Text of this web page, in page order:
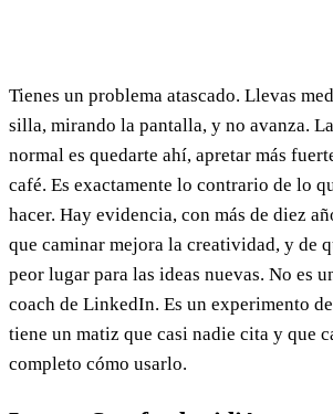
Tienes un problema atascado. Llevas
silla, mirando la pantalla, y no avanza.
normal es quedarte ahí, apretar más
café. Es exactamente lo contrario de lo
hacer. Hay evidencia, con más de diez
que caminar mejora la creatividad, y de
peor lugar para las ideas nuevas. No es
coach de LinkedIn. Es un experimento
tiene un matiz que casi nadie cita y que
completo cómo usarlo.